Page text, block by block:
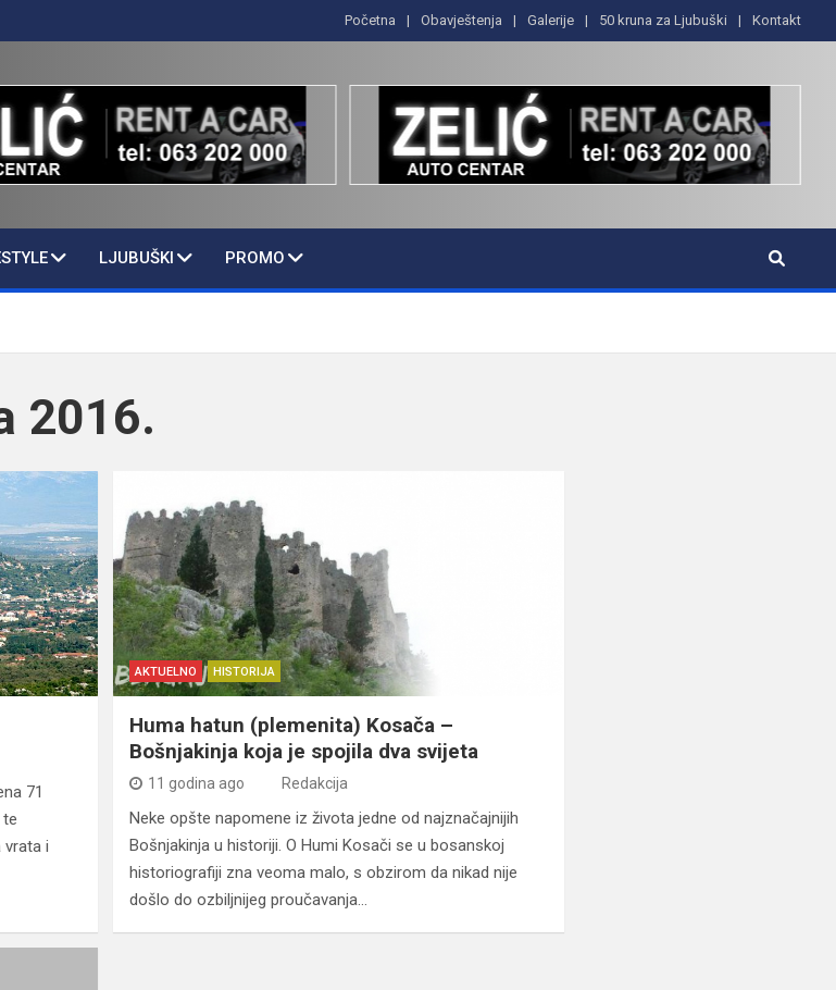
Početna Obavještenja Galerije 50 kruna za Ljubuški Kontakt
LJUBUŠKI PROMO
2016.
71
vrata i
AKTUELNO HISTORIJA
Huma hatun (plemenita) Kosača –
Bošnjakinja koja je spojila dva svijeta
11 godina ago Redakcija
Neke opšte napomene iz života jedne od najznačajnijih
Bošnjakinja u historiji. O Humi Kosači se u bosanskoj
historiografiji zna veoma malo, s obzirom da nikad nije
došlo do ozbiljnijeg proučavanja…